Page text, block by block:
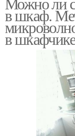
в шкаф.
в шкафчике